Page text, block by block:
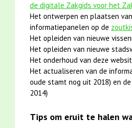
de digitale Zakgids voor het
Het ontwerpen en plaatsen
informatiepanelen op de
Het opleiden van nieuwe
Het opleiden van nieuwe
Het onderhoud van deze
Het actualiseren van de
oude stamt nog uit 2018) en
2014)
Tips om eruit te halen